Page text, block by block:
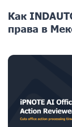
Как
права в